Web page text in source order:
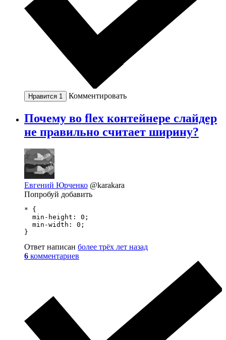
Нравится 1 Комментировать
Почему во flex контейнере слайдер
не правильно считает ширину?
Евгений Юрченко @karakara
Попробуй добавить
* {
  min-height: 0;
  min-width: 0;
}
Ответ написан более трёх лет назад
6 комментариев